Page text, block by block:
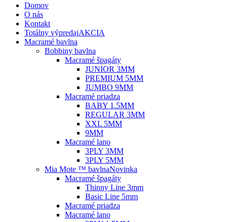
Domov
O nás
Kontakt
Totálny výpredajAKCIA
Macramé bavlna
Bobbiny bavlna
Macramé špagáty
JUNIOR 3MM
PREMIUM 5MM
JUMBO 9MM
Macramé priadza
BABY 1.5MM
REGULAR 3MM
XXL 5MM
9MM
Macramé lano
3PLY 3MM
3PLY 5MM
Mia Mote ™ bavlnaNovinka
Macramé špagáty
Thinny Line 3mm
Basic Line 5mm
Macramé priadza
Macramé lano